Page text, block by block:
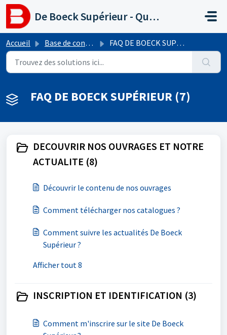
Passer au contenu principal
De Boeck Supérieur - Questions fréquentes
Accueil Base de connaissances FAQ DE BOECK SUPÉRIEUR
FAQ DE BOECK SUPÉRIEUR (7)
DECOUVRIR NOS OUVRAGES ET NOTRE
ACTUALITE (8)
Découvrir le contenu de nos ouvrages
Comment télécharger nos catalogues ?
Comment suivre les actualités De Boeck
Supérieur ?
Afficher tout 8
INSCRIPTION ET IDENTIFICATION (3)
Comment m'inscrire sur le site De Boeck